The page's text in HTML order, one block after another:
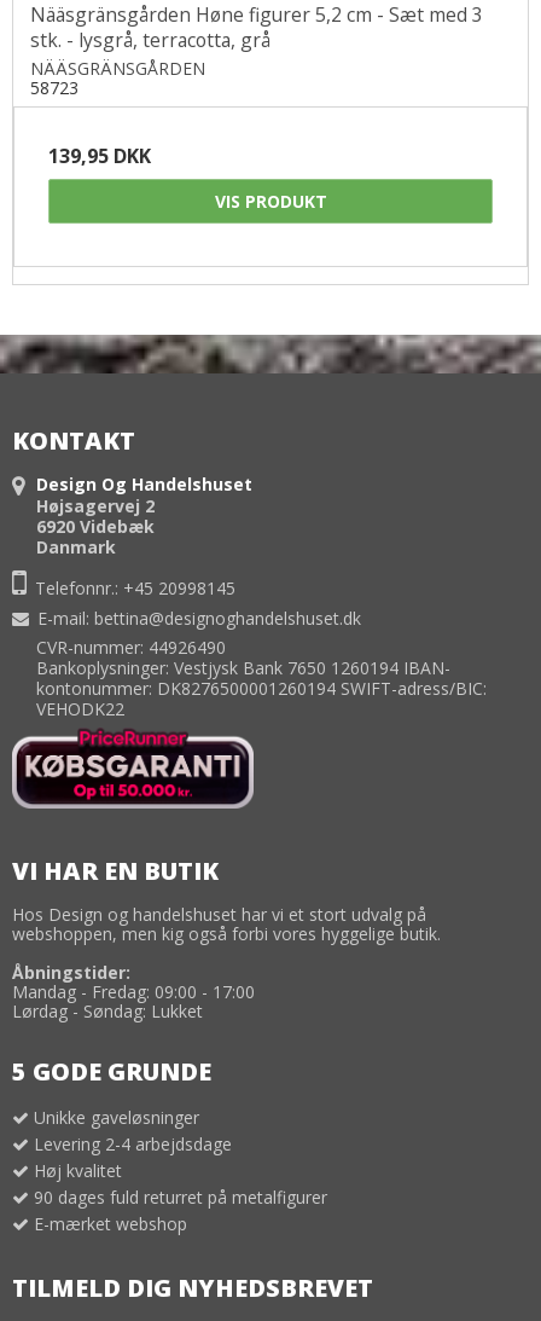
Nääsgränsgården Høne figurer 5,2 cm - Sæt med 3
stk. - lysgrå, terracotta, grå
NÄÄSGRÄNSGÅRDEN
58723
139,95 DKK
VIS PRODUKT
KONTAKT
Design Og Handelshuset
Højsagervej 2
6920 Videbæk
Danmark
Telefonnr.: +45 20998145
E-mail: bettina@designoghandelshuset.dk
CVR-nummer: 44926490
Bankoplysninger: Vestjysk Bank 7650 1260194 IBAN-
kontonummer: DK8276500001260194 SWIFT-adress/BIC:
VEHODK22
VI HAR EN BUTIK
Hos Design og handelshuset har vi et stort udvalg på
webshoppen, men kig også forbi vores hyggelige butik.
Åbningstider:
Mandag - Fredag: 09:00 - 17:00
Lørdag - Søndag: Lukket
5 GODE GRUNDE
Unikke gaveløsninger
Levering 2-4 arbejdsdage
Høj kvalitet
90 dages fuld returret på metalfigurer
E-mærket webshop
TILMELD DIG NYHEDSBREVET